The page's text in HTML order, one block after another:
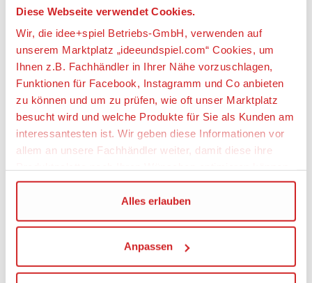
Diese Webseite verwendet Cookies.
Wir, die idee+spiel Betriebs-GmbH, verwenden auf
unserem Marktplatz „ideeundspiel.com“ Cookies, um
Ihnen z.B. Fachhändler in Ihrer Nähe vorzuschlagen,
Funktionen für Facebook, Instagramm und Co anbieten
zu können und um zu prüfen, wie oft unser Marktplatz
besucht wird und welche Produkte für Sie als Kunden am
interessantesten ist. Wir geben diese Informationen vor
allem an unsere Fachhändler weiter, damit diese ihre
Wir verwenden den Google Tag Manager um weitere
Dienste einzubinden.
Wenn Sie auf „Alles erlauben“, klicken, werden ein Teil
Ihrer personenbezogener Daten in die USA übertragen.
Alles erlauben
Anpassen
Artikeldetails
SIKU 3561 Liebherr L556 Radlader
Artikelbeschreibung:
Allrounder auf der Baustelle
Radlader sind Allrounder. Auf der Baustelle, im
im Tunnelbau ist der Knicklenker im Einsatz. Der
Liebherr L 556 ist besonders leistungsstark, effizient
Schaufel lässt sich hoch und runter bewegen und
schafft mächtig was weg. Der Radlader im Liebherr-